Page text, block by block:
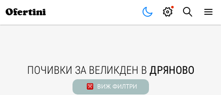
Ofertini
ПОЧИВКИ ЗА ВЕЛИКДЕН В ДРЯНОВО
ВИЖ ФИЛТРИ